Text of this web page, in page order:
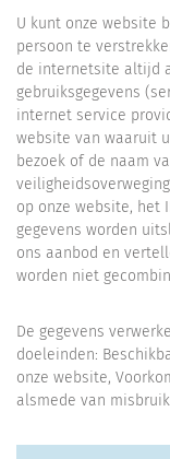
U kunt onze website
persoon te
de internetsite altijd
gebruiksgegevens
internet service
website van waaruit
bezoek of de naam
op onze website, het
gegevens worden
ons aanbod en
worden niet
De gegevens
doeleinden:
onze website,
alsmede van